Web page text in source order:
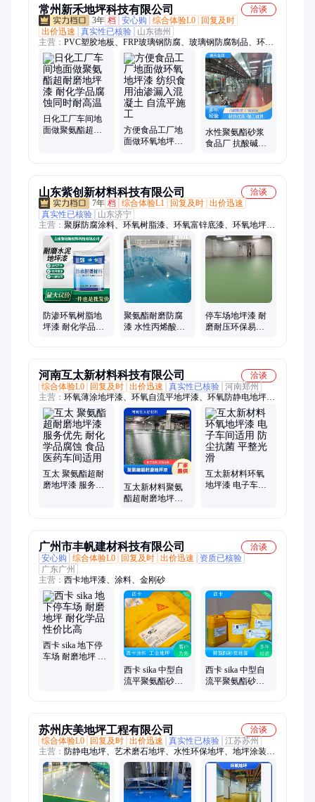
常州新禾地坪科技有限公司
洽谈
3年 档 安心购 综合体验L0
回复及时
出价迅速
真实性已核验
山东德州
主营： PVC塑胶地板、FRP玻璃钢防腐、玻璃钢防腐制品、环氧
地坪漆、固化地坪、不发火防静电地坪、EPDM塑胶地坪、环氧
彩砂自流平地坪、水性聚氨酯砂浆地坪、聚氨酯超耐磨地坪、金
刚砂耐磨地坪、硅PU球场地坪、无机磨石地坪、彩石地坪、防
静电地板、陶瓷颗粒防滑路面
日化工厂车间地
面做聚氨酯超耐
方便食品工厂地
面做环氧地坪漆
水性聚氨酯砂浆
食品厂 抗酸碱腐
山东紫创新材料科技有限公司
洽谈
7年 档 综合体验L1 回复及时 出价迅速
真实性已核验
山东济宁
主营： 聚脲防腐涂料、环氧树脂漆、环氧富锌底漆、环氧地坪
漆、聚氨酯耐磨地坪漆、耐高温漆、环氧耐酸碱漆、耐酸碱地坪
漆、氟碳漆、有机硅高温漆、环氧防腐漆、钛纳米防腐漆、漆酚
酞树脂漆、聚氨酯防腐漆、氯磺化聚乙烯防腐漆、环氧煤沥青防
腐漆、环氧防锈漆、环氧云铁中间漆、无溶剂环氧防腐漆、石墨
烯防腐漆、重防腐涂料、丙烯酸聚氨酯面漆、聚氨酯防腐面漆、
无机富锌底漆
防渗环氧树脂地
坪漆 耐化学品腐
聚氨酯耐磨防腐
漆 水性丙烯酸地
停车场地坪漆 耐
磨耐压环保易清
河南互太新材料科技有限公司
洽谈
综合体验L0
回复及时 出价迅速 真实性已核验 河南郑州
主营： 环氧薄涂地坪漆、环氧自流平地坪漆、环氧防静电地坪
漆、环氧彩砂地坪漆、聚氨酯超耐磨地坪漆
互太 聚氨酯超耐
磨地坪漆 服务优
互太新材料聚氨
酯超耐磨地坪漆
互太新材料环氧
地坪漆 电子车间
广州市丰帆建材科技有限公司
洽谈
安心购
综合体验L0 回复及时 出价迅速
资质已核验
广东广州
主营： 西卡地坪漆、涂料、金刚砂
西卡 sika 地下停
车场 耐磨地坪 耐
西卡 sika 中型自
流平聚氨酯砂浆
西卡 sika 中型自
流平聚氨酯砂浆
苏州庆美地坪工程有限公司
洽谈
综合体验L0
回复及时 出价迅速 真实性已核验 江苏苏州
主营： 防静电地坪、艺术磨石地坪、水性环保地坪、地坪涂装系
统、平涂型地坪涂装、防滑型地坪涂装、彩砂型地坪涂装、环氧
树脂砂浆、玻璃钢防腐涂装、自流平涂装系统